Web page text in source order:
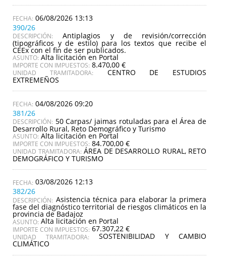
06/08/2026 13:13
390/26
DESCRIPCIÓN: Antiplagios y de revisión/corrección
(tipográficos y de estilo) para los textos que recibe el
CEEx con el fin de ser publicados.
ASUNTO: Alta licitación en Portal
IMPORTE CON IMPUESTOS: 8.470,00 €
UNIDAD TRAMITADORA: CENTRO DE ESTUDIOS
EXTREMEÑOS
04/08/2026 09:20
381/26
DESCRIPCIÓN: 50 Carpas/ jaimas rotuladas para el Área de
Desarrollo Rural, Reto Demográfico y Turismo
ASUNTO: Alta licitación en Portal
IMPORTE CON IMPUESTOS: 84.700,00 €
UNIDAD TRAMITADORA: ÁREA DE DESARROLLO RURAL, RETO
DEMOGRÁFICO Y TURISMO
03/08/2026 12:13
382/26
DESCRIPCIÓN: Asistencia técnica para elaborar la primera
fase del diagnóstico territorial de riesgos climáticos en la
provincia de Badajoz
ASUNTO: Alta licitación en Portal
IMPORTE CON IMPUESTOS: 67.307,22 €
UNIDAD TRAMITADORA: SOSTENIBILIDAD Y CAMBIO
CLIMÁTICO